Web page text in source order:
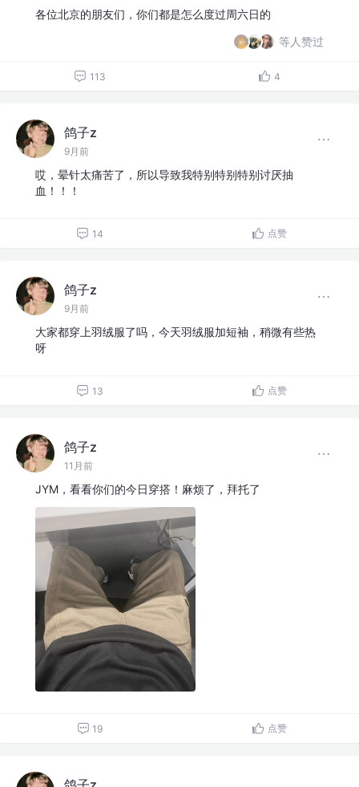
各位北京的朋友们，你们都是怎么度过周六日的
等人赞过
113 4
鸽子z
9月前
哎，晕针太痛苦了，所以导致我特别特别特别讨厌抽
血！！！
14 点赞
鸽子z
9月前
大家都穿上羽绒服了吗，今天羽绒服加短袖，稍微有些热
呀
13 点赞
鸽子z
11月前
JYM，看看你们的今日穿搭！麻烦了，拜托了
19 点赞